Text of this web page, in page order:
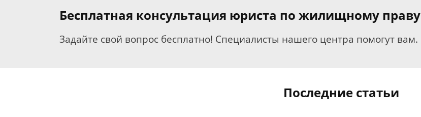
Бесплатная консультация юриста по жилищному праву
Задайте свой вопрос бесплатно! Специалисты нашего центра помогут вам.
Последние статьи